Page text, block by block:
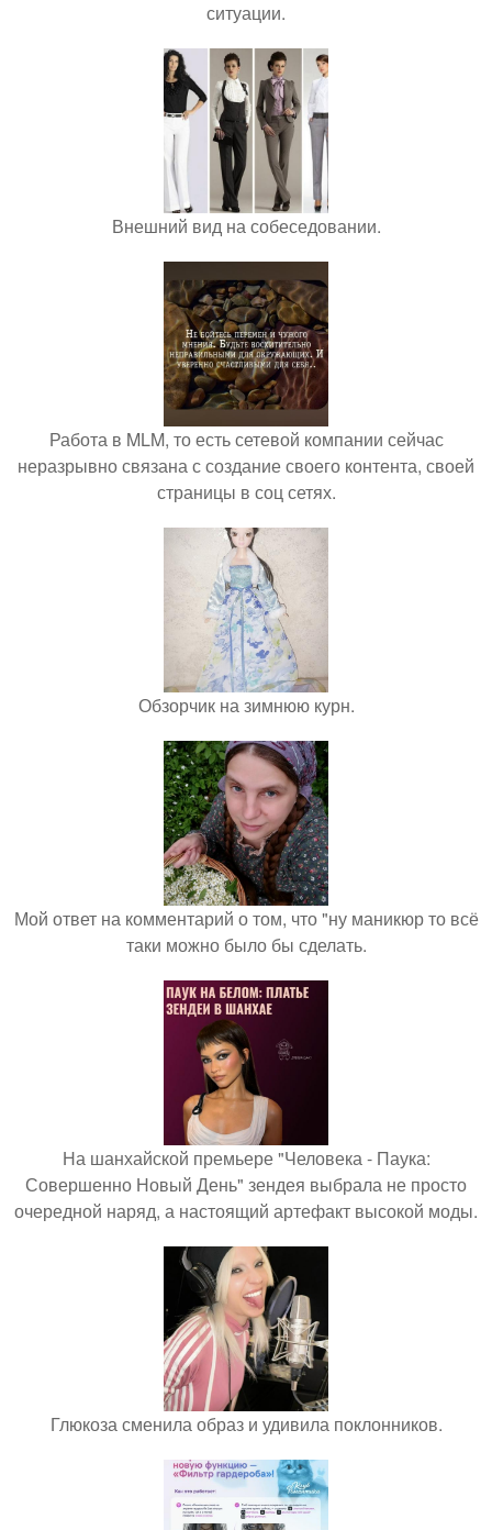
ситуации.
Внешний вид на собеседовании.
Работа в MLM, то есть сетевой компании сейчас
неразрывно связана с создание своего контента, своей
страницы в соц сетях.
Обзорчик на зимнюю курн.
Мой ответ на комментарий о том, что "ну маникюр то всё
таки можно было бы сделать.
На шанхайской премьере "Человека - Паука:
Совершенно Новый День" зендея выбрала не просто
очередной наряд, а настоящий артефакт высокой моды.
Глюкоза сменила образ и удивила поклонников.